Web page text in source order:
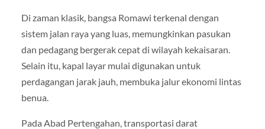
Di zaman klasik, bangsa Romawi terkenal dengan
sistem jalan raya yang luas, memungkinkan pasukan
dan pedagang bergerak cepat di wilayah kekaisaran.
Selain itu, kapal layar mulai digunakan untuk
perdagangan jarak jauh, membuka jalur ekonomi lintas
benua.
Pada Abad Pertengahan, transportasi darat